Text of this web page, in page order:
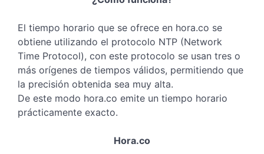
El tiempo horario que se ofrece en hora.co se
obtiene utilizando el protocolo NTP (Network
Time Protocol), con este protocolo se usan tres o
más orígenes de tiempos válidos, permitiendo que
la precisión obtenida sea muy alta.
De este modo hora.co emite un tiempo horario
prácticamente exacto.
Hora.co